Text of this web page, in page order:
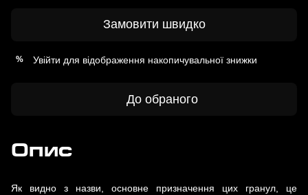
Замовити швидко
% Увійти для відображення накопичувальної знижки
До обраного
Опис
Як видно з назви, основне призначення цих гранул, це